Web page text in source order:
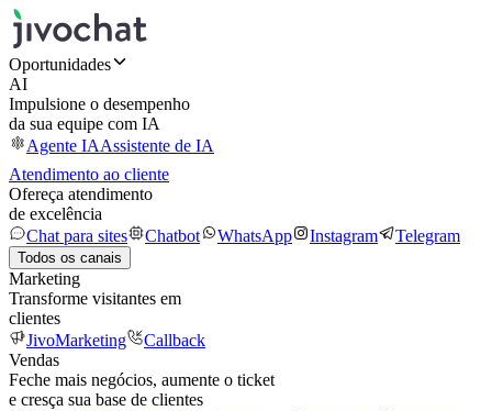
Oportunidades
AI
Impulsione o desempenho
da sua equipe com IA
Agente IAAssistente de IA
Atendimento ao cliente
Ofereça atendimento
de excelência
Chat para sites
Chatbot WhatsApp Instagram Telegram
Todos os canais
Marketing
Transforme visitantes em
clientes
JivoMarketing
Callback
Vendas
Feche mais negócios, aumente o ticket
e cresça sua base de clientes